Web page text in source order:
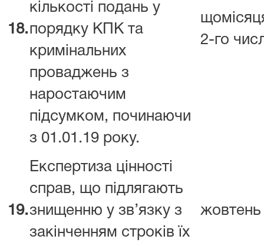
18.
кількості подань у
порядку КПК та
кримінальних
проваджень з
наростаючим
підсумком, починаючи
з 01.01.19 року.
2-го
19.
Експертиза цінності
справ, що підлягають
знищенню у зв’язку з
закінченням строків їх
жовтень